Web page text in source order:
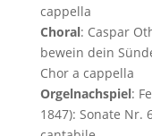
cappella
Choral: Caspar
bewein dein
Chor a cappella
Orgelnachspiel:
1847): Sonate Nr.